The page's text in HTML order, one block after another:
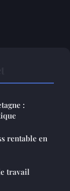
:
rentable en
travail